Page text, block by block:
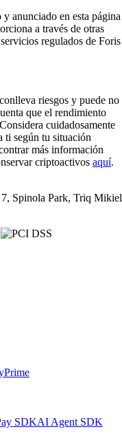
anunciado en esta página
a través de otras
regulados de Foris
riesgos y puede no
que el rendimiento
cuidadosamente
ti según tu situación
más información
criptoactivos aquí.
Spinola Park, Triq Mikiel
Prime
SDKAI Agent SDK